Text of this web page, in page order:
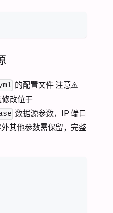
的配置文件 注意⚠️
改位于
数据源参数，IP 端口
其他参数需保留，完整